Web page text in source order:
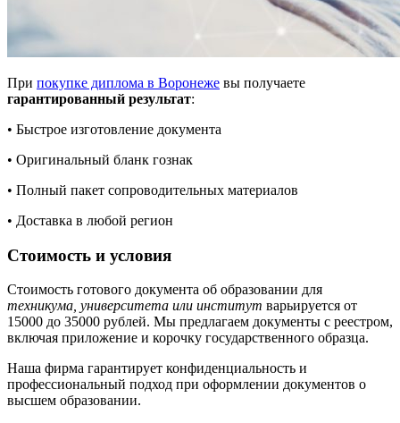
При покупке диплома в Воронеже вы получаете
гарантированный результат:
• Быстрое изготовление документа
• Оригинальный бланк гознак
• Полный пакет сопроводительных материалов
• Доставка в любой регион
Стоимость и условия
Стоимость готового документа об образовании для
техникума, университета или институт варьируется от
15000 до 35000 рублей. Мы предлагаем документы с реестром,
включая приложение и корочку государственного образца.
Наша фирма гарантирует конфиденциальность и
профессиональный подход при оформлении документов о
высшем образовании.